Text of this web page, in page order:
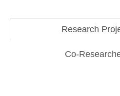
Research
Co-